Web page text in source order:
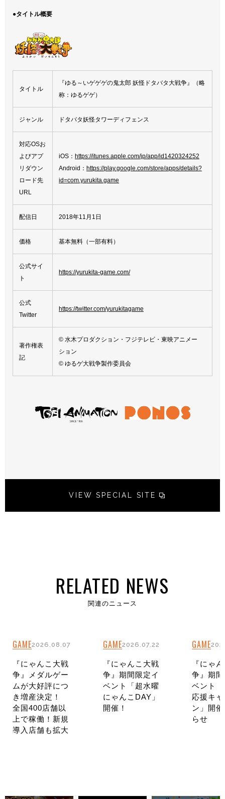
●タイトル概要
タイトル
『ゆる～いゲゲゲの鬼太郎 妖怪ドタバタ大戦争』（略
称：ゆるゲゲ）
ジャンル ドタバタ妖怪タワーディフェンス
対応OSお
よびアプ
リダウン
ロード先
URL
iOS： https://itunes.apple.com/jp/app/id1420324252
Android： https://play.google.com/store/apps/details?
id=com.yurukita.game
配信日 2018年11月1日
価格 基本無料（一部有料）
公式サイ
ト
https://yurukita-game.com/
公式
Twitter
https://twitter.com/yurukitagame
著作権表
記
© 水木プロダクション・フジテレビ・東映アニメー
ション
© ゆるゲ大戦争製作委員会
VIEW SPECIAL SITE
RELATED NEWS
関連のニュース
GAME2026.08.07
『にゃんこ大戦
争』メダルゲー
ムが大好評につ
き増産決定！
全国400店舗以
上で稼働！新規
導入店舗も拡大
GAME2026.07.22
『にゃんこ大戦
争』期間限定イ
ベント「超水曜
にゃんこDAY」
開催！
GAME
『にゃ
争』期
ベント
応援キ
ン」開
らせ